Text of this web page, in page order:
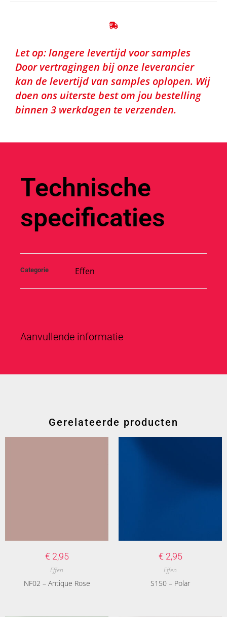
Let op: langere levertijd voor samples
Door vertragingen bij onze leverancier
kan de levertijd van samples oplopen. Wij
doen ons uiterste best om jou bestelling
binnen 3 werkdagen te verzenden.
Technische
specificaties
Categorie Effen
Aanvullende informatie
Gerelateerde producten
€ 2,95
Effen
NF02 – Antique Rose
€ 2,95
Effen
S150 – Polar